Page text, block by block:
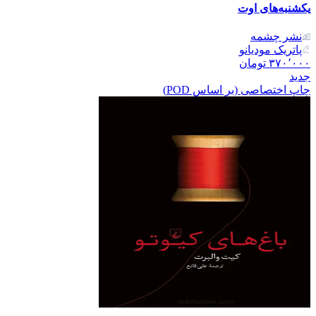
یکشنبه‌های اوت
نشر‌ چشمه
پاتریک مودیانو
۳۷۰٬۰۰۰ تومان
جدید
چاپ اختصاصی (بر اساس POD)